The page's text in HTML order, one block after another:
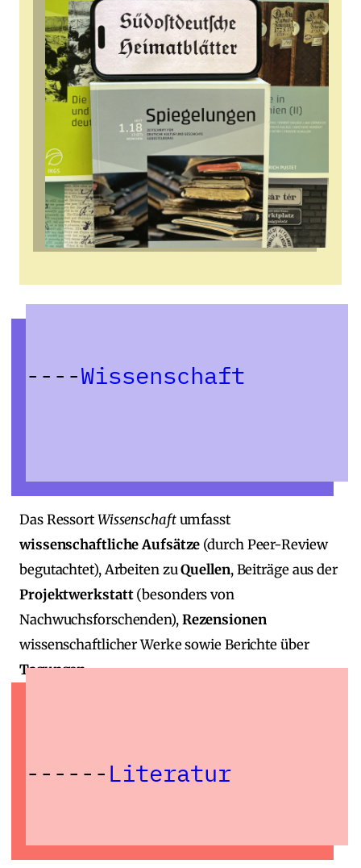
Wissenschaft
Das RessortWissenschaftumfasst
wissenschaftliche Aufsätze (durch Peer‑Review
begutachtet), Arbeiten zuQuellen, Beiträge aus der
Projektwerkstatt(besonders von
Nachwuchsforschenden),Rezensionen
wissenschaftlicher Werke sowie Berichte über
Tagungen.
Literatur